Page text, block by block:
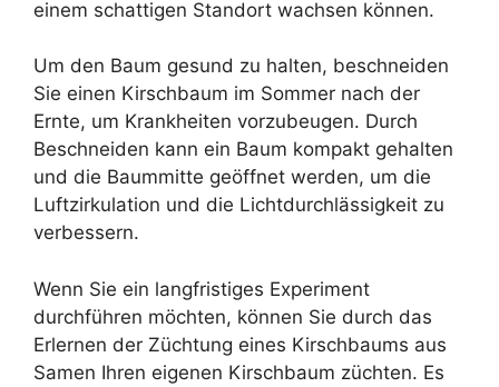
einem schattigen Standort wachsen können.
Um den Baum gesund zu halten, beschneiden
Sie einen Kirschbaum im Sommer nach der
Ernte, um Krankheiten vorzubeugen. Durch
Beschneiden kann ein Baum kompakt gehalten
und die Baummitte geöffnet werden, um die
Luftzirkulation und die Lichtdurchlässigkeit zu
verbessern.
Wenn Sie ein langfristiges Experiment
durchführen möchten, können Sie durch das
Erlernen der Züchtung eines Kirschbaums aus
Samen Ihren eigenen Kirschbaum züchten. Es